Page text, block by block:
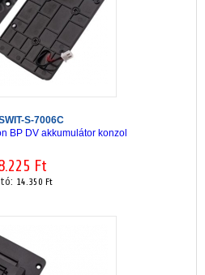
S-7006C
BP DV akkumulátor konzol
Ft
14.350 Ft